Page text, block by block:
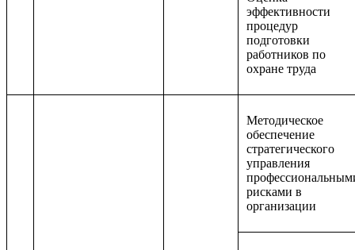
эффективности
процедур
подготовки
работников по
охране труда
Методическое
обеспечение
стратегического
управления
рисками в
организации